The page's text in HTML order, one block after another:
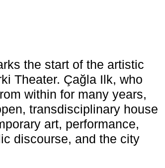
the start of the artistic
Theater. Çağla Ilk, who
within for many years,
transdisciplinary house
art, performance,
discourse, and the city